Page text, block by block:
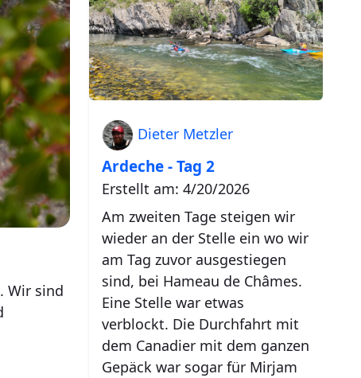
Wir sind
Dieter Metzler
Ardeche - Tag 2
Erstellt am: 4/20/2026
Am zweiten Tage steigen wir
wieder an der Stelle ein wo wir
am Tag zuvor ausgestiegen
sind, bei Hameau de Châmes.
Eine Stelle war etwas
verblockt. Die Durchfahrt mit
dem Canadier mit dem ganzen
Gepäck war sogar für Mirjam